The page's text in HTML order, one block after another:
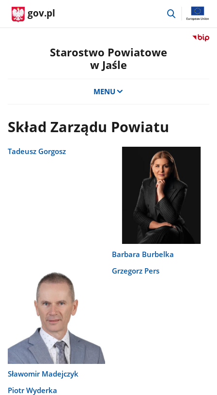
gov.pl
przejdź
Przejdź
Starostwo Powiatowe
w Jaśle
MENU
Skład Zarządu Powiatu
Tadeusz Gorgosz
Barbara Burbelka
Sławomir Madejczyk
Grzegorz Pers
Piotr Wyderka